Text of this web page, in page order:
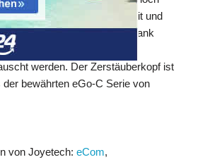
eRoll jederzeit einsatzbereit und
stylish und edel aus. Der Tank
fasst ca. 0,4 ml und kann
werden. Der Zerstäuberkopf ist
bewährten eGo-C Serie von
von Joyetech: eCom,